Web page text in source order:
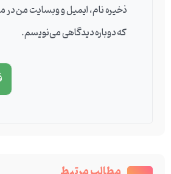
ذخیره نام، ایمیل و وبسایت من در
که دوباره دیدگاهی می‌نویسم.